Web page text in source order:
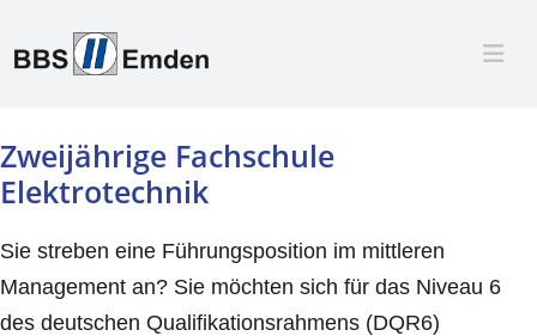
Zweijährige Fachschule
Elektrotechnik
Sie streben eine Führungsposition im mittleren
Management an? Sie möchten sich für das Niveau 6
des deutschen Qualifikationsrahmens (DQR6)